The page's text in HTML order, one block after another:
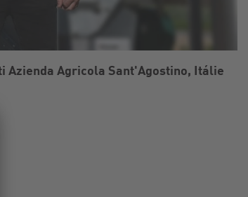
Agricola Sant'Agostino, Itálie